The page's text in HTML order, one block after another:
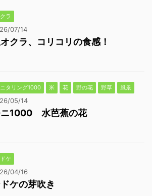
ラ
07/14
クラ、コリコリの食感！
タリング1000 米 花 野の花 野草 風景
05/14
ニ1000 水芭蕉の花
ケ
04/16
ケの芽吹き